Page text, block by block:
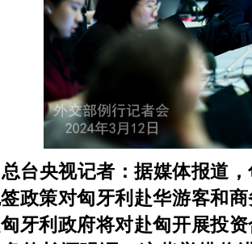
总台央视记者：据媒体报道
政策对匈牙利赴华游客和
牙利政府将对赴匈开展投